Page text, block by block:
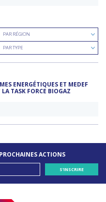
PAR RÉGION
PAR TYPE
ENERGÉTIQUES ET MEDEF
TASK FORCE BIOGAZ
ACTIONS